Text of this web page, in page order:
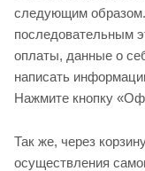
следующим
последовательным
оплаты, данные о
написать
Нажмите кнопку
Так же, через
осуществления